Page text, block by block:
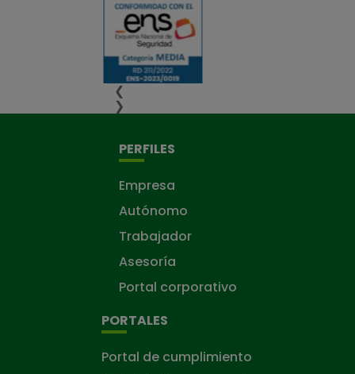
❮
❯
PERFILES
Empresa
Autónomo
Trabajador
Asesoría
Portal corporativo
PORTALES
Portal de cumplimiento